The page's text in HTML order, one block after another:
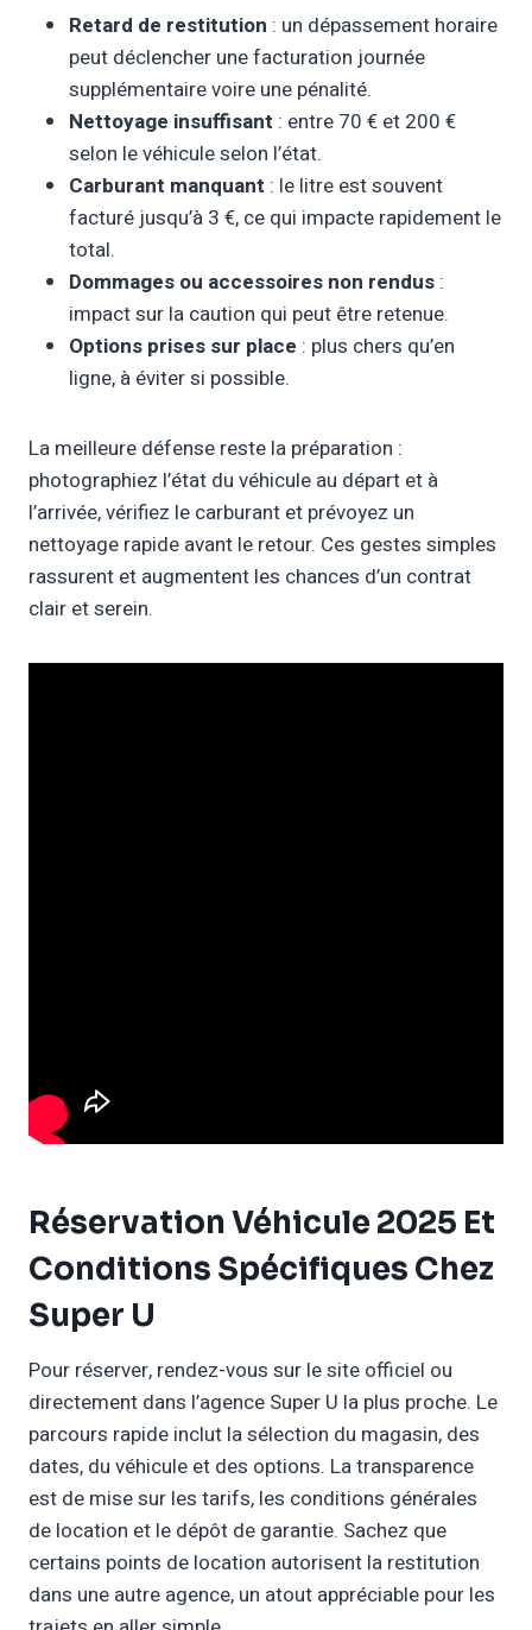
Retard de restitution : un dépassement horaire
peut déclencher une facturation journée
supplémentaire voire une pénalité.
Nettoyage insuffisant : entre 70 € et 200 €
selon le véhicule selon l’état.
Carburant manquant : le litre est souvent
facturé jusqu’à 3 €, ce qui impacte rapidement le
total.
Dommages ou accessoires non rendus :
impact sur la caution qui peut être retenue.
Options prises sur place : plus chers qu’en
ligne, à éviter si possible.
La meilleure défense reste la préparation :
photographiez l’état du véhicule au départ et à
l’arrivée, vérifiez le carburant et prévoyez un
nettoyage rapide avant le retour. Ces gestes simples
rassurent et augmentent les chances d’un contrat
clair et serein.
Réservation Véhicule 2025 Et
Conditions Spécifiques Chez
Super U
Pour réserver, rendez-vous sur le site officiel ou
directement dans l’agence Super U la plus proche. Le
parcours rapide inclut la sélection du magasin, des
dates, du véhicule et des options. La transparence
est de mise sur les tarifs, les conditions générales
de location et le dépôt de garantie. Sachez que
certains points de location autorisent la restitution
dans une autre agence, un atout appréciable pour les